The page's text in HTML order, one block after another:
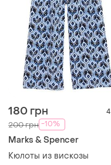
180 грн 4
200 грн -10%
Marks & Spencer
Кюлоты из вискозы